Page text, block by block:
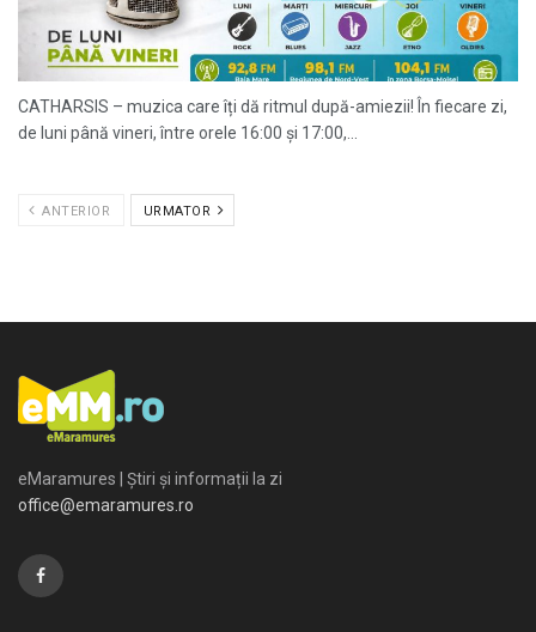
CATHARSIS – muzica care îți dă ritmul după-amiezii! În fiecare zi,
de luni până vineri, între orele 16:00 și 17:00,...
ANTERIOR URMATOR
eMaramures | Știri și informații la zi
office@emaramures.ro